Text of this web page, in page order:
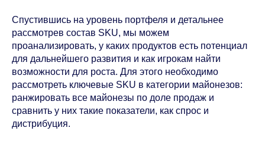
Спустившись на уровень портфеля и детальнее
рассмотрев состав SKU, мы можем
проанализировать, у каких продуктов есть потенциал
для дальнейшего развития и как игрокам найти
возможности для роста. Для этого необходимо
рассмотреть ключевые SKU в категории майонезов:
ранжировать все майонезы по доле продаж и
сравнить у них такие показатели, как спрос и
дистрибуция.